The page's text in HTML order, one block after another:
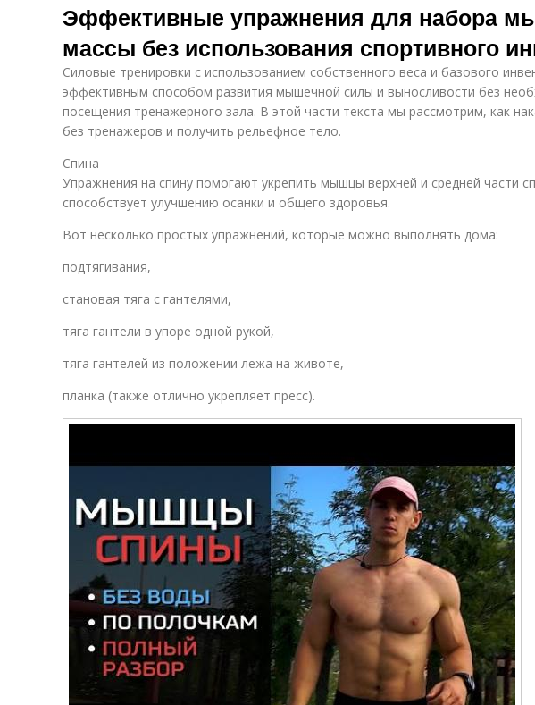
Эффективные упражнения для набора
массы без использования спортивного
Силовые тренировки с использованием собственного веса и базового
эффективным способом развития мышечной силы и выносливости без
посещения тренажерного зала. В этой части текста мы рассмотрим, как
без тренажеров и получить рельефное тело.
Спина
Упражнения на спину помогают укрепить мышцы верхней и средней части
способствует улучшению осанки и общего здоровья.
Вот несколько простых упражнений, которые можно выполнять дома:
подтягивания,
становая тяга с гантелями,
тяга гантели в упоре одной рукой,
тяга гантелей из положении лежа на животе,
планка (также отлично укрепляет пресс).